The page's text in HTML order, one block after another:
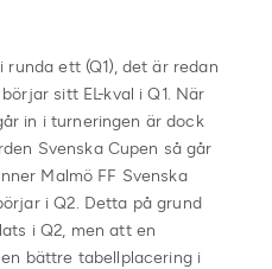
runda ett (Q1), det är redan
sitt EL-kval i Q1. När
in i turneringen är dock
Svenska Cupen så går
Malmö FF Svenska
i Q2. Detta på grund
i Q2, men att en
bättre tabellplacering i